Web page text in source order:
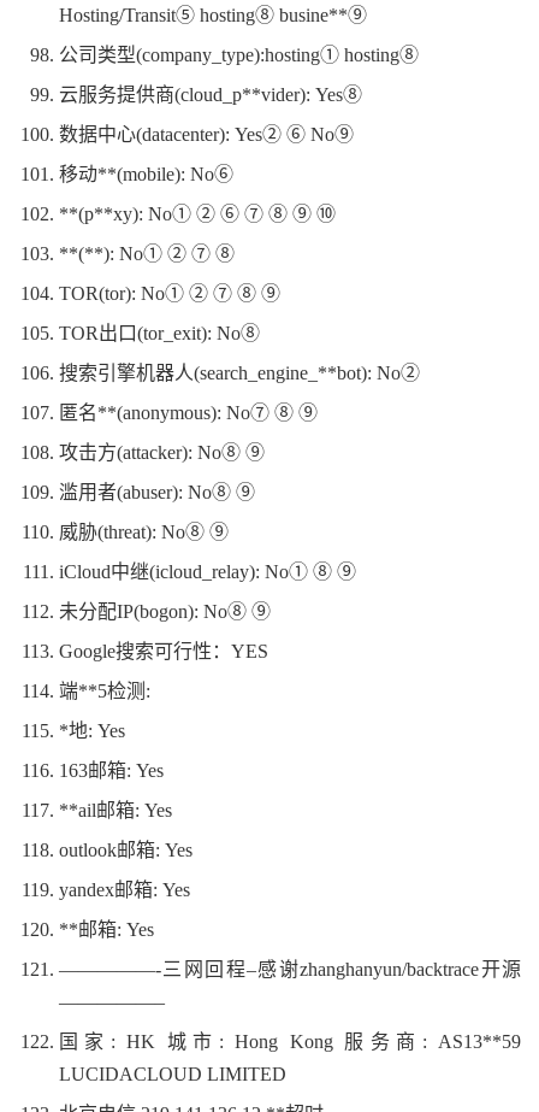
Hosting/Transit⑤ hosting⑧ busine**⑨
公司类型(company_type):hosting① hosting⑧
云服务提供商(cloud_p**vider): Yes⑧
数据中心(datacenter): Yes② ⑥ No⑨
移动**(mobile): No⑥
**(p**xy): No① ② ⑥ ⑦ ⑧ ⑨ ⑩
**(**): No① ② ⑦ ⑧
TOR(tor): No① ② ⑦ ⑧ ⑨
TOR出口(tor_exit): No⑧
搜索引擎机器人(search_engine_**bot): No②
匿名**(anonymous): No⑦ ⑧ ⑨
攻击方(attacker): No⑧ ⑨
滥用者(abuser): No⑧ ⑨
威胁(threat): No⑧ ⑨
iCloud中继(icloud_relay): No① ⑧ ⑨
未分配IP(bogon): No⑧ ⑨
Google搜索可行性：YES
端**5检测:
*地: Yes
163邮箱: Yes
**ail邮箱: Yes
outlook邮箱: Yes
yandex邮箱: Yes
**邮箱: Yes
—————-三网回程–感谢zhanghanyun/backtrace开源
—————–
国家: HK 城市: Hong Kong 服务商: AS13**59
LUCIDACLOUD LIMITED